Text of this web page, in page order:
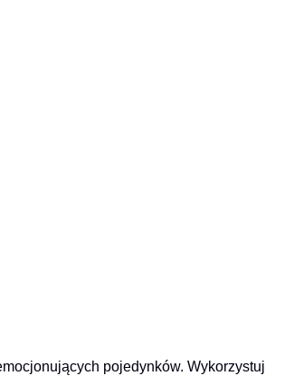
pojedynków. Wykorzystuj